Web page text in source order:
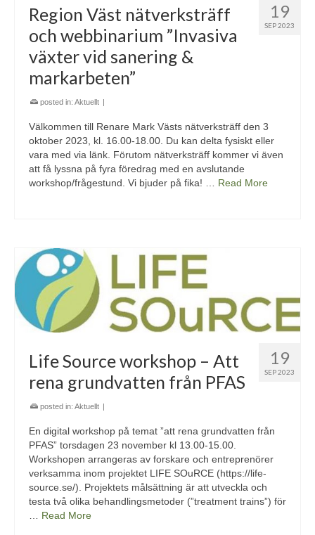
19
SEP 2023
Region Väst nätverksträff
och webbinarium ”Invasiva
växter vid sanering &
markarbeten”
posted in: Aktuellt |
Välkommen till Renare Mark Västs nätverksträff den 3
oktober 2023, kl. 16.00-18.00. Du kan delta fysiskt eller
vara med via länk. Förutom nätverksträff kommer vi även
att få lyssna på fyra föredrag med en avslutande
workshop/frågestund. Vi bjuder på fika! … Read More
19
SEP 2023
Life Source workshop – Att
rena grundvatten från PFAS
posted in: Aktuellt |
En digital workshop på temat ”att rena grundvatten från
PFAS” torsdagen 23 november kl 13.00-15.00.
Workshopen arrangeras av forskare och entreprenörer
verksamma inom projektet LIFE SOuRCE (https://life-
source.se/). Projektets målsättning är att utveckla och
testa två olika behandlingsmetoder (”treatment trains”) för
Read More